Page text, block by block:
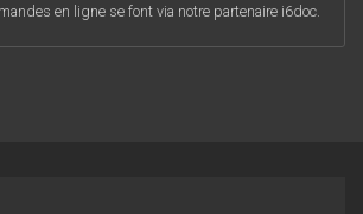
en ligne se font via notre partenaire i6doc.